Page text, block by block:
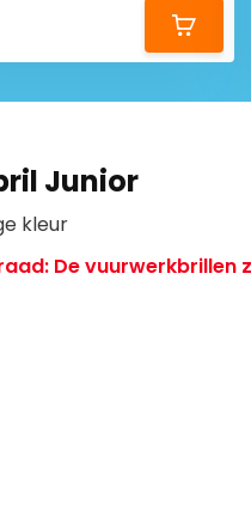
geleverd met handige
zijn in winkels
Junior
kleur
De vuurwerkbrillen